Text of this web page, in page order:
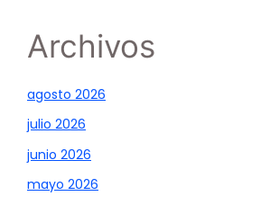
Archivos
agosto 2026
julio 2026
junio 2026
mayo 2026